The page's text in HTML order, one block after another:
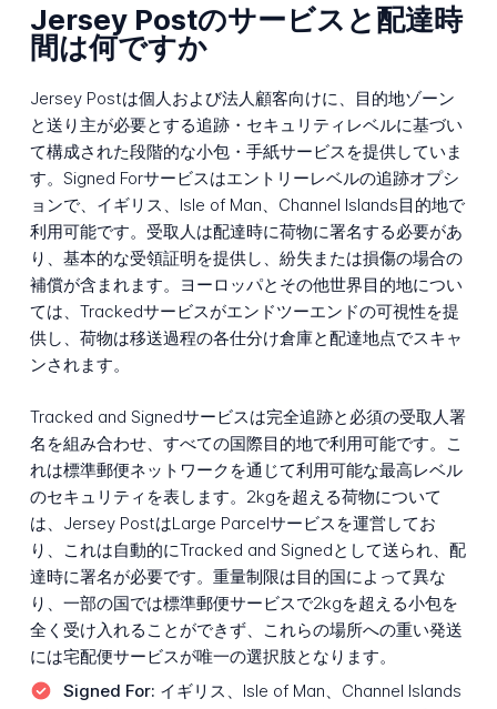
Jersey Postのサービスと配達時
間は何ですか
Jersey Postは個人および法人顧客向けに、目的地ゾーン
と送り主が必要とする追跡・セキュリティレベルに基づい
て構成された段階的な小包・手紙サービスを提供していま
す。Signed Forサービスはエントリーレベルの追跡オプシ
ョンで、イギリス、Isle of Man、Channel Islands目的地で
利用可能です。受取人は配達時に荷物に署名する必要があ
り、基本的な受領証明を提供し、紛失または損傷の場合の
補償が含まれます。ヨーロッパとその他世界目的地につい
ては、Trackedサービスがエンドツーエンドの可視性を提
供し、荷物は移送過程の各仕分け倉庫と配達地点でスキャ
ンされます。
Tracked and Signedサービスは完全追跡と必須の受取人署
名を組み合わせ、すべての国際目的地で利用可能です。こ
れは標準郵便ネットワークを通じて利用可能な最高レベル
のセキュリティを表します。2kgを超える荷物について
は、Jersey PostはLarge Parcelサービスを運営してお
り、これは自動的にTracked and Signedとして送られ、配
達時に署名が必要です。重量制限は目的国によって異な
り、一部の国では標準郵便サービスで2kgを超える小包を
全く受け入れることができず、これらの場所への重い発送
には宅配便サービスが唯一の選択肢となります。
Signed For: イギリス、Isle of Man、Channel Islands